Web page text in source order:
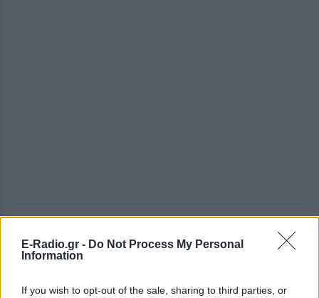
E-Radio.gr - Do Not Process My Personal
Information
If you wish to opt-out of the sale, sharing to third parties, or